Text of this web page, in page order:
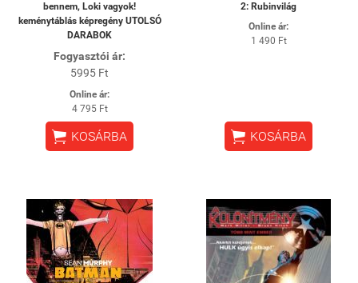
bennem, Loki vagyok!
keménytáblás képregény UTOLSÓ
DARABOK
Fogyasztói ár:
5995 Ft
Online ár:
4 795 Ft
 KOSÁRBA
2: Rubinvilág
Online ár:
1 490 Ft
 KOSÁRBA